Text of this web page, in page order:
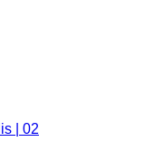
| 02